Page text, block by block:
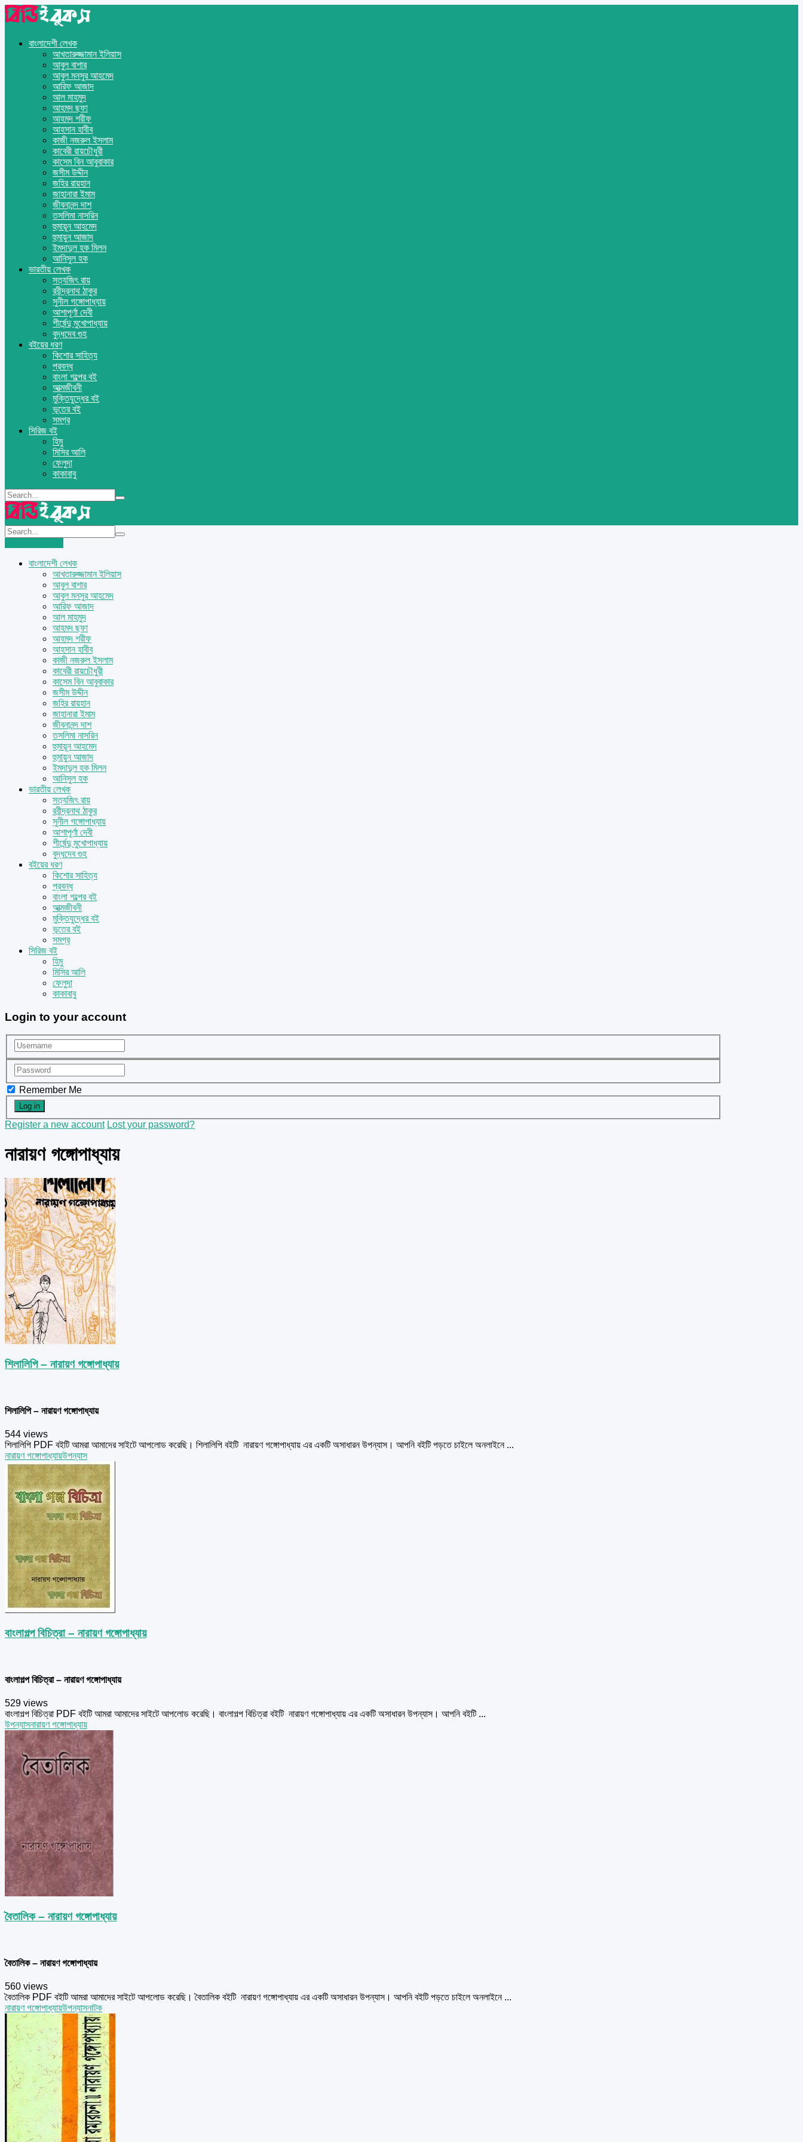
বাংলাদেশী লেখক
আখতারুজ্জামান ইলিয়াস
আবুল বাশার
আবুল মনসুর আহমেদ
আরিফ আজাদ
আল মাহমুদ
আহমদ ছফা
আহমদ শরীফ
আহসান হাবীব
কাজী নজরুল ইসলাম
কাবেরী রায়চৌধুরী
কাসেম বিন আবুবাকার
জসীম উদ্দীন
জহির রায়হান
জাহানারা ইমাম
জীবনানন্দ দাশ
তসলিমা নাসরিন
হুমায়ূন আহমেদ
হুমায়ুন আজাদ
ইমদাদুল হক মিলন
আনিসুল হক
ভারতীয় লেখক
সত্যজিৎ রায়
রবীন্দ্রনাথ ঠাকুর
সুনীল গঙ্গোপাধ্যায়
আশাপূর্ণা দেবী
শীর্ষেন্দু মুখোপাধ্যায়
বুদ্ধদেব গুহ
বইয়ের ধরণ
কিশোর সাহিত্য
প্রবন্ধ
বাংলা গল্পের বই
আত্মজীবনী
মুক্তিযুদ্ধের বই
ভূতের বই
সমগ্র
সিরিজ বই
হিমু
মিসির আলি
ফেলুদা
কাকাবাবু
বাংলাদেশী লেখক
আখতারুজ্জামান ইলিয়াস
আবুল বাশার
আবুল মনসুর আহমেদ
আরিফ আজাদ
আল মাহমুদ
আহমদ ছফা
আহমদ শরীফ
আহসান হাবীব
কাজী নজরুল ইসলাম
কাবেরী রায়চৌধুরী
কাসেম বিন আবুবাকার
জসীম উদ্দীন
জহির রায়হান
জাহানারা ইমাম
জীবনানন্দ দাশ
তসলিমা নাসরিন
হুমায়ূন আহমেদ
হুমায়ুন আজাদ
ইমদাদুল হক মিলন
আনিসুল হক
ভারতীয় লেখক
সত্যজিৎ রায়
রবীন্দ্রনাথ ঠাকুর
সুনীল গঙ্গোপাধ্যায়
আশাপূর্ণা দেবী
শীর্ষেন্দু মুখোপাধ্যায়
বুদ্ধদেব গুহ
বইয়ের ধরণ
কিশোর সাহিত্য
প্রবন্ধ
বাংলা গল্পের বই
আত্মজীবনী
মুক্তিযুদ্ধের বই
ভূতের বই
সমগ্র
সিরিজ বই
হিমু
মিসির আলি
ফেলুদা
কাকাবাবু
Login to your account
Remember Me
Register a new account Lost your password?
নারায়ণ গঙ্গোপাধ্যায়
শিলালিপি – নারায়ণ গঙ্গোপাধ্যায়
শিলালিপি – নারায়ণ গঙ্গোপাধ্যায়
544 views
শিলালিপি PDF বইটি আমরা আমাদের সাইটে আপলোড করেছি। শিলালিপি বইটি নারায়ণ গঙ্গোপাধ্যায় এর একটি অসাধারন উপন্যাস। আপনি বইটি পড়তে চাইলে অনলাইনে ...
নারায়ণ গঙ্গোপাধ্যায়উপন্যাস
বাংলাগল্প বিচিত্রা – নারায়ণ গঙ্গোপাধ্যায়
বাংলাগল্প বিচিত্রা – নারায়ণ গঙ্গোপাধ্যায়
529 views
বাংলাগল্প বিচিত্রা PDF বইটি আমরা আমাদের সাইটে আপলোড করেছি। বাংলাগল্প বিচিত্রা বইটি নারায়ণ গঙ্গোপাধ্যায় এর একটি অসাধারন উপন্যাস। আপনি বইটি ...
উপন্যাসনারায়ণ গঙ্গোপাধ্যায়
বৈতালিক – নারায়ণ গঙ্গোপাধ্যায়
বৈতালিক – নারায়ণ গঙ্গোপাধ্যায়
560 views
বৈতালিক PDF বইটি আমরা আমাদের সাইটে আপলোড করেছি। বৈতালিক বইটি নারায়ণ গঙ্গোপাধ্যায় এর একটি অসাধারন উপন্যাস। আপনি বইটি পড়তে চাইলে অনলাইনে ...
নারায়ণ গঙ্গোপাধ্যায়উপন্যাসনাটক